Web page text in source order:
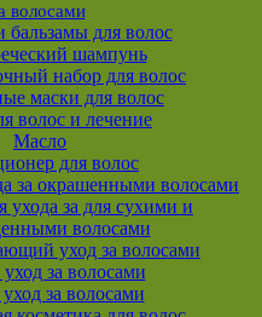
волосами
для волос
шампунь
набор для волос
маски для волос
волос и лечение
Масло
для волос
за окрашенными волосами
ухода за для сухими и
волосами
уход за волосами
за волосами
за волосами